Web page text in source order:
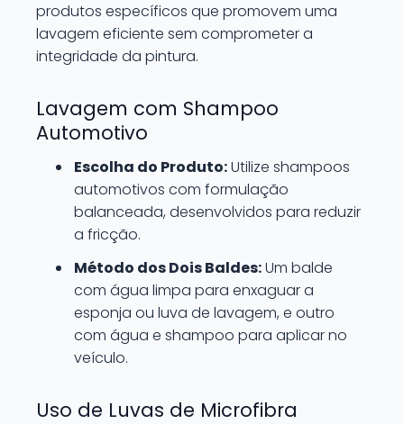
produtos específicos que promovem uma
lavagem eficiente sem comprometer a
integridade da pintura.
Lavagem com Shampoo
Automotivo
Escolha do Produto:Utilize shampoos
automotivos com formulação
balanceada, desenvolvidos para reduzir
a fricção.
Método dos Dois Baldes:Um balde
com água limpa para enxaguar a
esponja ou luva de lavagem, e outro
com água e shampoo para aplicar no
veículo.
Uso de Luvas de Microfibra